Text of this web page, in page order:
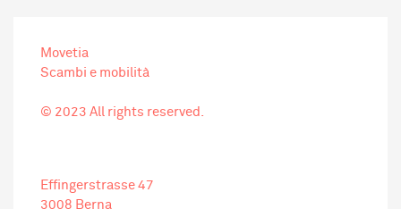
Movetia
Scambi e mobilità
© 2023 All rights reserved.
Effingerstrasse 47
3008 Berna